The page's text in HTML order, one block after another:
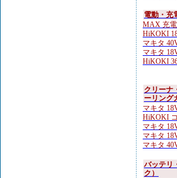
電動・充
MAX 充
HiKOKI
マキタ
マキタ
HiKOKI
クリーナ
ーリング
マキタ
HiKOKI
マキタ
マキタ
マキタ
バッテリ
ク）